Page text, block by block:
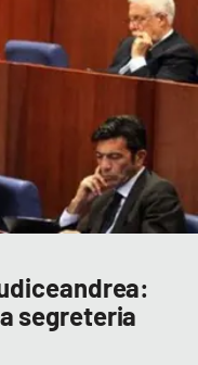
segreteria